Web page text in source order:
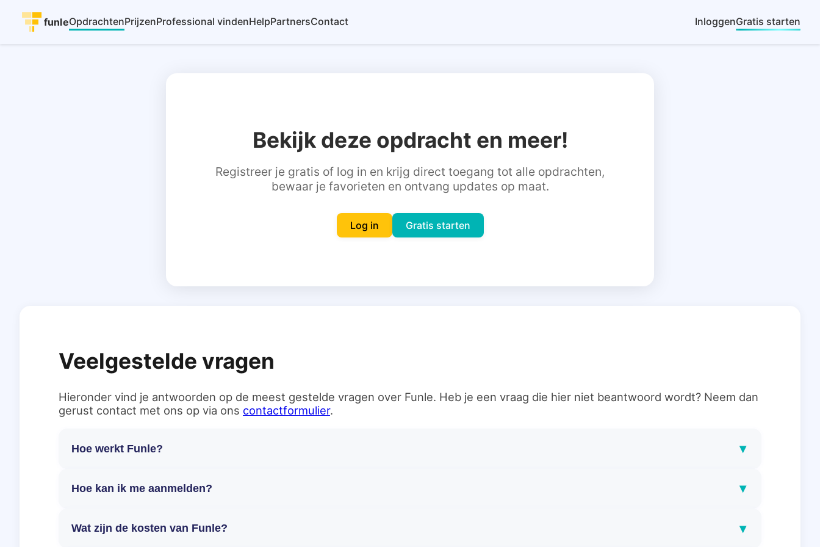
funleOpdrachtenPrijzenProfessional vindenHelpPartnersContact InloggenGratis starten
Bekijk deze opdracht en meer!
Registreer je gratis of log in en krijg direct toegang tot alle opdrachten,
bewaar je favorieten en ontvang updates op maat.
Log in Gratis starten
Veelgestelde vragen
Hieronder vind je antwoorden op de meest gestelde vragen over Funle. Heb je een vraag die hier niet beantwoord wordt? Neem dan
gerust contact met ons op via ons contactformulier.
Hoe werkt Funle? ▾
Hoe kan ik me aanmelden? ▾
Wat zijn de kosten van Funle? ▾